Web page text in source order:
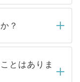
社担当者がご
ールもしくは
はご連絡をせて
お待ちくださ
？
ている求人の
らご覧いただ
非公開求人は
とはありま